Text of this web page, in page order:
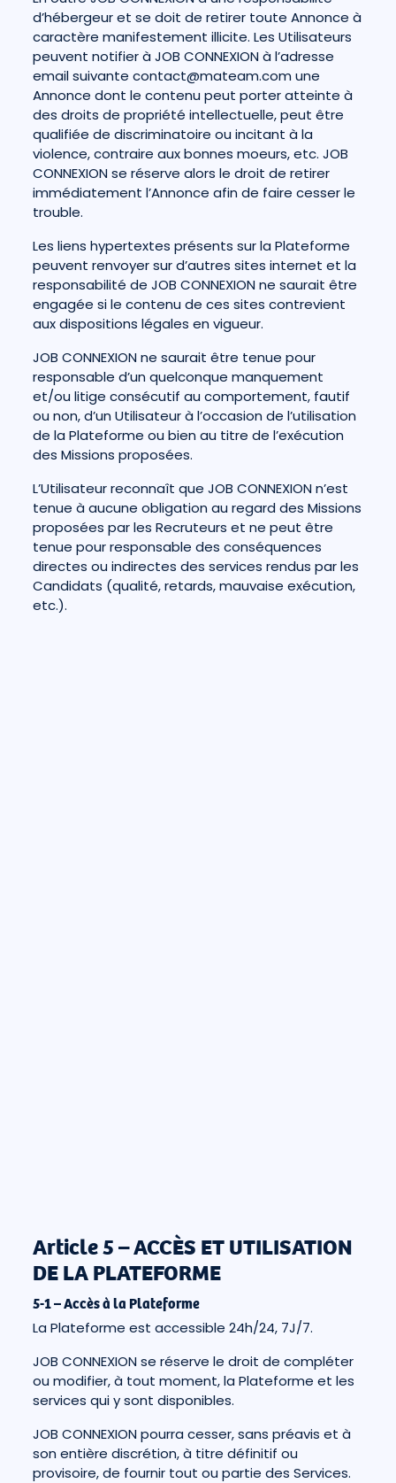
d’hébergeur et se doit de retirer toute Annonce à
caractère manifestement illicite. Les Utilisateurs
peuvent notifier à JOB CONNEXION à l’adresse
email suivante contact@mateam.com une
Annonce dont le contenu peut porter atteinte à
des droits de propriété intellectuelle, peut être
qualifiée de discriminatoire ou incitant à la
violence, contraire aux bonnes moeurs, etc. JOB
CONNEXION se réserve alors le droit de retirer
immédiatement l’Annonce afin de faire cesser le
trouble.
Les liens hypertextes présents sur la Plateforme
peuvent renvoyer sur d’autres sites internet et la
responsabilité de JOB CONNEXION ne saurait être
engagée si le contenu de ces sites contrevient
aux dispositions légales en vigueur.
JOB CONNEXION ne saurait être tenue pour
responsable d’un quelconque manquement
et/ou litige consécutif au comportement, fautif
ou non, d’un Utilisateur à l’occasion de l’utilisation
de la Plateforme ou bien au titre de l’exécution
des Missions proposées.
L’Utilisateur reconnaît que JOB CONNEXION n’est
tenue à aucune obligation au regard des Missions
proposées par les Recruteurs et ne peut être
tenue pour responsable des conséquences
directes ou indirectes des services rendus par les
Candidats (qualité, retards, mauvaise exécution,
etc.).
Article 5 – ACCÈS ET UTILISATION
DE LA PLATEFORME
5-1 – Accès à la Plateforme
La Plateforme est accessible 24h/24, 7J/7.
JOB CONNEXION se réserve le droit de compléter
ou modifier, à tout moment, la Plateforme et les
services qui y sont disponibles.
JOB CONNEXION pourra cesser, sans préavis et à
son entière discrétion, à titre définitif ou
provisoire, de fournir tout ou partie des Services.